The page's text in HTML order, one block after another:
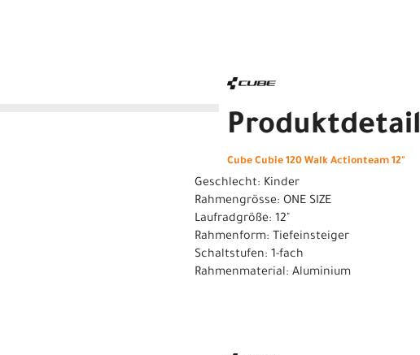
Cube Cubie 120 Walk Actionteam 12"
Geschlecht: Kinder
Rahmengrösse: ONE SIZE
Laufradgröße: 12"
Rahmenform: Tiefeinsteiger
Schaltstufen: 1-fach
Rahmenmaterial: Aluminium